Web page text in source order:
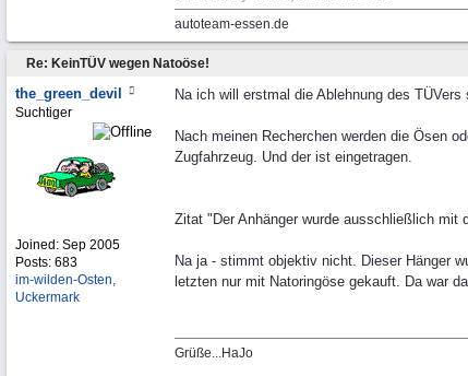
autoteam-essen.de
Re: KeinTÜV wegen Natoöse!
the_green_devil
Suchtiger
Joined: Sep 2005
Posts: 683
im-wilden-Osten,
Uckermark
Na ich will erstmal die Ablehnung des
Nach meinen Recherchen werden die Ösen
Zugfahrzeug. Und der ist eingetragen.
Zitat "Der Anhänger wurde ausschließlich mit
Na ja - stimmt objektiv nicht. Dieser Hänger
letzten nur mit Natoringöse gekauft. Da war
Grüße...HaJo